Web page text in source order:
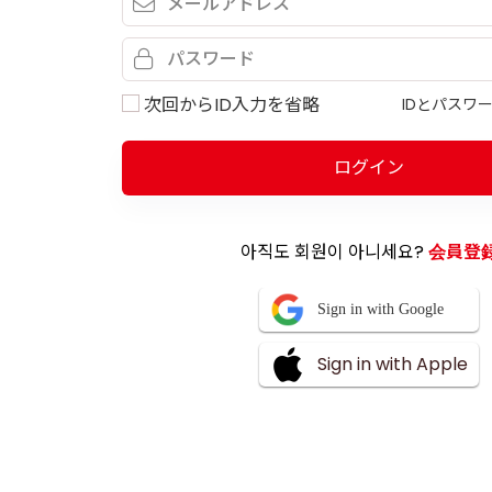
次回からID入力を省略 IDとパスワ
ログイン
아직도 회원이 아니세요?会員登
Sign in with Google
Sign in with Apple